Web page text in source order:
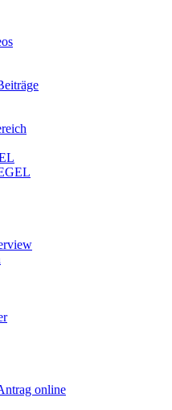
online